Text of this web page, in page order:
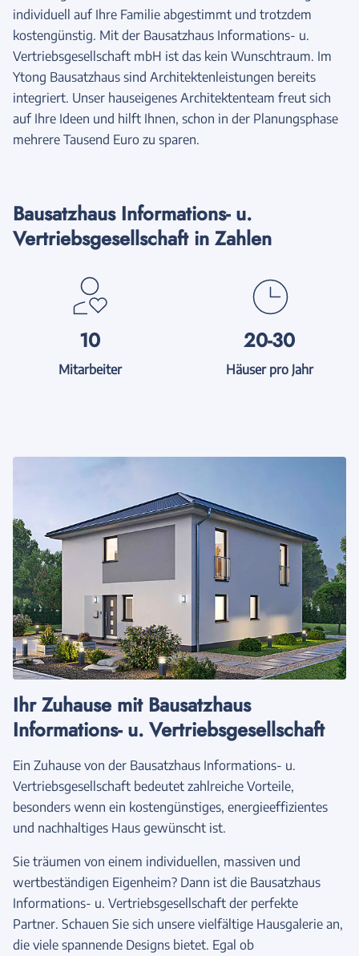
individuell auf Ihre Familie abgestimmt und trotzdem
kostengünstig. Mit der Bausatzhaus Informations- u.
Vertriebsgesellschaft mbH ist das kein Wunschtraum. Im
Ytong Bausatzhaus sind Architektenleistungen bereits
integriert. Unser hauseigenes Architektenteam freut sich
auf Ihre Ideen und hilft Ihnen, schon in der Planungsphase
mehrere Tausend Euro zu sparen.
Bausatzhaus Informations- u.
Vertriebsgesellschaft in Zahlen
10
Mitarbeiter
20-30
Häuser pro Jahr
Ihr Zuhause mit Bausatzhaus
Informations- u. Vertriebsgesellschaft
Ein Zuhause von der Bausatzhaus Informations- u.
Vertriebsgesellschaft bedeutet zahlreiche Vorteile,
besonders wenn ein kostengünstiges, energieeffizientes
und nachhaltiges Haus gewünscht ist.
Sie träumen von einem individuellen, massiven und
wertbeständigen Eigenheim? Dann ist die Bausatzhaus
Informations- u. Vertriebsgesellschaft der perfekte
Partner. Schauen Sie sich unsere vielfältige Hausgalerie an,
die viele spannende Designs bietet. Egal ob